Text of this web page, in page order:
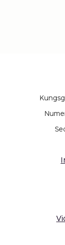
Questa
tutti gli